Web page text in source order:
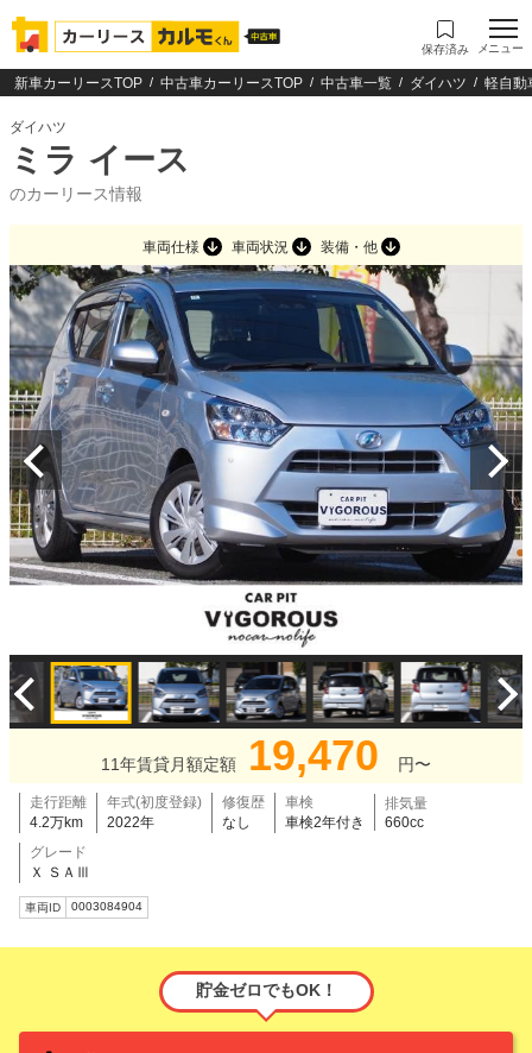
保存済み メニュー
新車カーリースTOP 中古車カーリースTOP 中古車一覧 ダイハツ 軽自動
ダイハツ
ミラ イース
のカーリース情報
車両仕様 車両状況 装備・他
11年賃貸月額定額 19,470 円〜
走行距離
4.2万km
年式(初度登録)
2022年
修復歴
なし
車検
車検2年付き
排気量
660cc
グレード
Ｘ ＳＡⅢ
車両ID 0003084904
貯金ゼロでもOK！